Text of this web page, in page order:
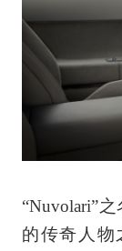
“Nuvolari”
的传奇人